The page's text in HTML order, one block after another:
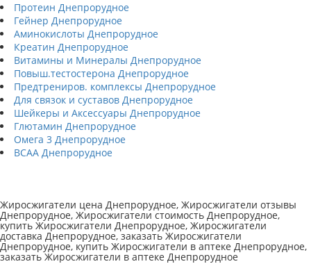
Протеин Днепрорудное
Гейнер Днепрорудное
Аминокислоты Днепрорудное
Креатин Днепрорудное
Витамины и Минералы Днепрорудное
Повыш.тестостерона Днепрорудное
Предтрениров. комплексы Днепрорудное
Для связок и суставов Днепрорудное
Шейкеры и Аксессуары Днепрорудное
Глютамин Днепрорудное
Омега 3 Днепрорудное
BCAA Днепрорудное
Жиросжигатели цена Днепрорудное, Жиросжигатели отзывы
Днепрорудное, Жиросжигатели стоимость Днепрорудное,
купить Жиросжигатели Днепрорудное, Жиросжигатели
доставка Днепрорудное, заказать Жиросжигатели
Днепрорудное, купить Жиросжигатели в аптеке Днепрорудное,
заказать Жиросжигатели в аптеке Днепрорудное